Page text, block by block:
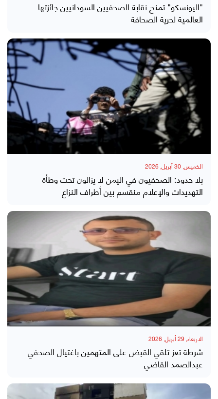
"اليونسكو" تمنح نقابة الصحفيين السودانيين جائزتها
العالمية لحرية الصحافة
الخميس, 30 أبريل, 2026
بلا حدود: الصحفيون في اليمن لا يزالون تحت وطأة
التهديدات والإعلام منقسم بين أطراف النزاع
الاربعاء, 29 أبريل, 2026
شرطة تعز تلقي القبض على المتهمين باغتيال الصحفي
عبدالصمد القاضي